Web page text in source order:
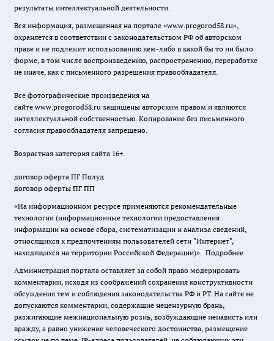
результаты интеллектуальной деятельности.
Вся информация, размещенная на портале «www.progorod58.ru»,
охраняется в соответствии с законодательством РФ об авторском
праве и не подлежит использованию кем-либо в какой бы то ни было
форме, в том числе воспроизведению, распространению, переработке
не иначе, как с письменного разрешения правообладателя.
Все фотографические произведения на
сайте www.progorod58.ru защищены авторским правом и являются
интеллектуальной собственностью. Копирование без письменного
согласия правообладателя запрещено.
Возрастная категория сайта 16+.
договор оферта ПГ Полуд
договор оферты ПГ ПП
«На информационном ресурсе применяются рекомендательные
технологии (информационные технологии предоставления
информации на основе сбора, систематизации и анализа сведений,
относящихся к предпочтениям пользователей сети "Интернет",
находящихся на территории Российской Федерации)». Подробнее
Администрация портала оставляет за собой право модерировать
комментарии, исходя из соображений сохранения конструктивности
обсуждения тем и соблюдения законодательства РФ и РТ. На сайте не
допускаются комментарии, содержащие нецензурную брань,
разжигающие межнациональную рознь, возбуждающие ненависть или
вражду, а равно унижение человеческого достоинства, размещение